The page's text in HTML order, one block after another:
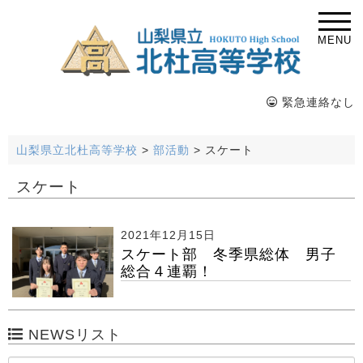
MENU
緊急連絡なし
山梨県立北杜高等学校 > 部活動 > スケート
スケート
2021年12月15日
スケート部 冬季県総体 男子
総合４連覇！
NEWSリスト